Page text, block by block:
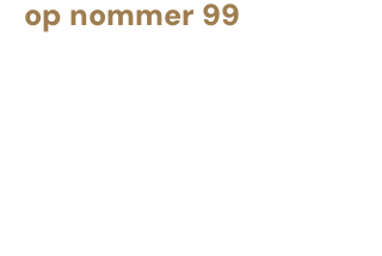
op nommer 99